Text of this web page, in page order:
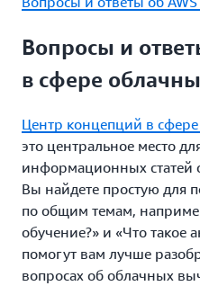
Вопросы и
в сфере
Центр концепций в
это центральное место
информационных статей
Вы найдете простую
по общим темам,
обучение?» и «Что такое
помогут вам лучше
вопросах об облачных